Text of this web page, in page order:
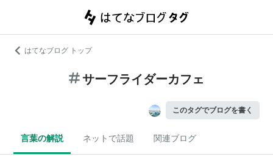
はてなブログ トップ
サーフライダーカフェ
このタグでブログを書く
言葉の解説 ネットで話題 関連ブログ